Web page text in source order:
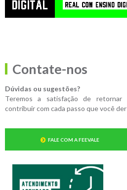
Contate-nos
Dúvidas ou sugestões?
Teremos a satisfação de retornar
contribuir com cada passo que você
FALE COM A FEEVALE